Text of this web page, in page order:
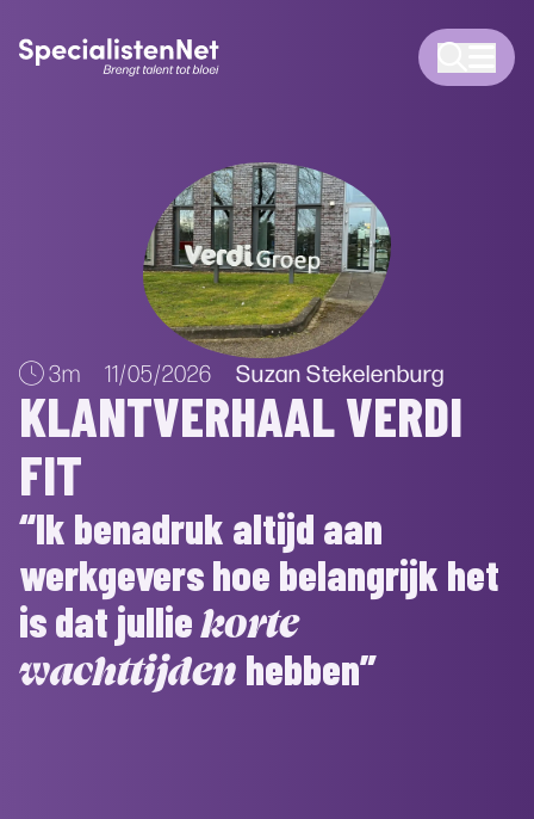
3m 11/05/2026 Suzan Stekelenburg
KLANTVERHAAL VERDI
FIT
“Ik benadruk altijd aan
werkgevers hoe belangrijk het
is dat julliekorte
wachttijden hebben”